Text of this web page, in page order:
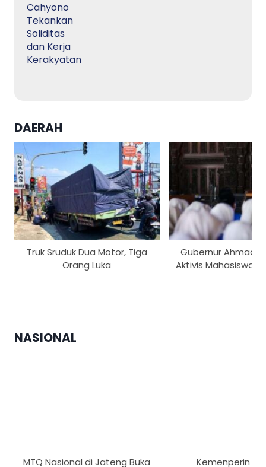
DAERAH
Truk Sruduk Dua Motor, Tiga
Orang Luka
Gubernur Ahmad
Aktivis Mahasiswa
NASIONAL
MTQ Nasional di Jateng Buka
Kemenperin